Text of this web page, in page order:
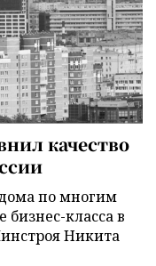
качество
по многим
класса в
Никита